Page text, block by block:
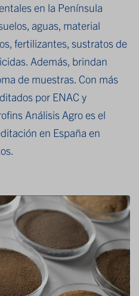
en la Península
aguas, material
fertilizantes, sustratos de
Además, brindan
de muestras. Con más
por ENAC y
Análisis Agro es el
en España en